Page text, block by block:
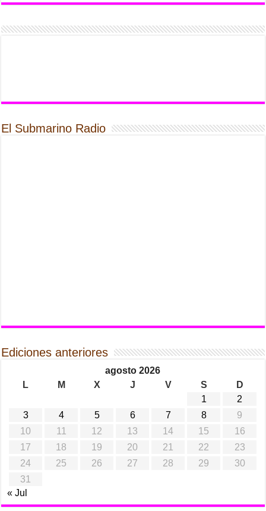
El Submarino Radio
Ediciones anteriores
agosto 2026
L
M X J V S
D
1
2
3
4 5 6 7 8
9
10
11 12 13 14 15
16
17
18 19 20 21 22
23
24
25 26 27 28 29
30
31
« Jul